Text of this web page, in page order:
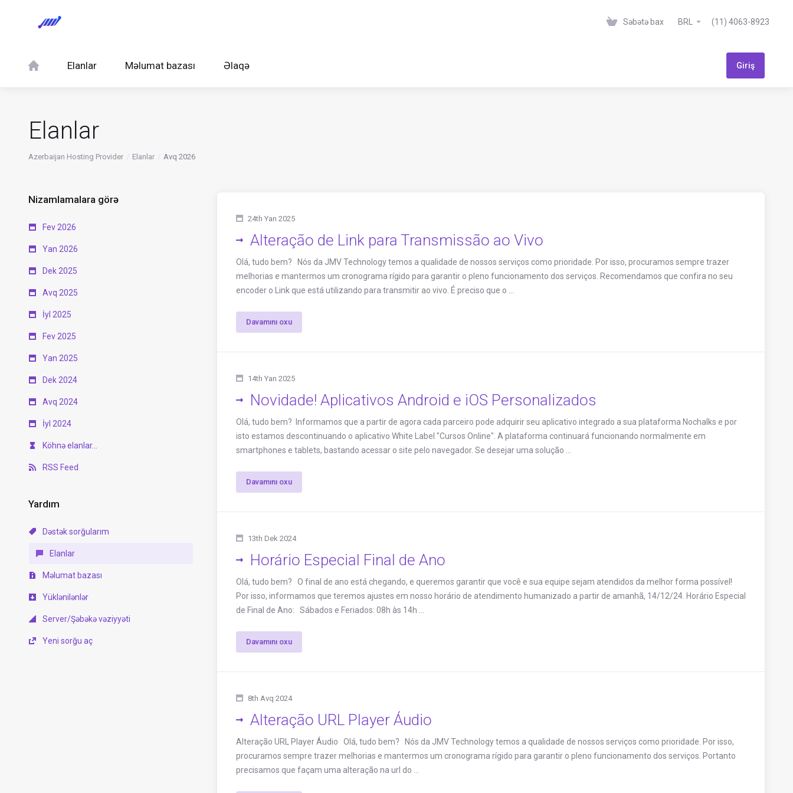
Səbətə bax BRL (11) 4063-8923
Elanlar Məlumat bazası Əlaqə Giriş
Elanlar
Azerbaijan Hosting Provider Elanlar Avq 2026
Nizamlamalara görə
Fev 2026
Yan 2026
Dek 2025
Avq 2025
İyl 2025
Fev 2025
Yan 2025
Dek 2024
Avq 2024
İyl 2024
Köhnə elanlar...
RSS Feed
Yardım
Dəstək sorğularım
Elanlar
Məlumat bazası
Yüklənilənlər
Server/Şəbəkə vəziyyəti
Yeni sorğu aç
24th Yan 2025
Alteração de Link para Transmissão ao Vivo
Olá, tudo bem? Nós da JMV Technology temos a qualidade de nossos serviços como prioridade. Por isso, procuramos sempre trazer
melhorias e mantermos um cronograma rígido para garantir o pleno funcionamento dos serviços. Recomendamos que confira no seu
encoder o Link que está utilizando para transmitir ao vivo. É preciso que o ...
Davamını oxu
14th Yan 2025
Novidade! Aplicativos Android e iOS Personalizados
Olá, tudo bem? Informamos que a partir de agora cada parceiro pode adquirir seu aplicativo integrado a sua plataforma Nochalks e por
isto estamos descontinuando o aplicativo White Label "Cursos Online". A plataforma continuará funcionando normalmente em
smartphones e tablets, bastando acessar o site pelo navegador. Se desejar uma solução ...
Davamını oxu
13th Dek 2024
Horário Especial Final de Ano
Olá, tudo bem? O final de ano está chegando, e queremos garantir que você e sua equipe sejam atendidos da melhor forma possível!
Por isso, informamos que teremos ajustes em nosso horário de atendimento humanizado a partir de amanhã, 14/12/24. Horário Especial
de Final de Ano: Sábados e Feriados: 08h às 14h ...
Davamını oxu
8th Avq 2024
Alteração URL Player Áudio
Alteração URL Player Áudio Olá, tudo bem? Nós da JMV Technology temos a qualidade de nossos serviços como prioridade. Por isso,
procuramos sempre trazer melhorias e mantermos um cronograma rígido para garantir o pleno funcionamento dos serviços. Portanto
precisamos que façam uma alteração na url do ...